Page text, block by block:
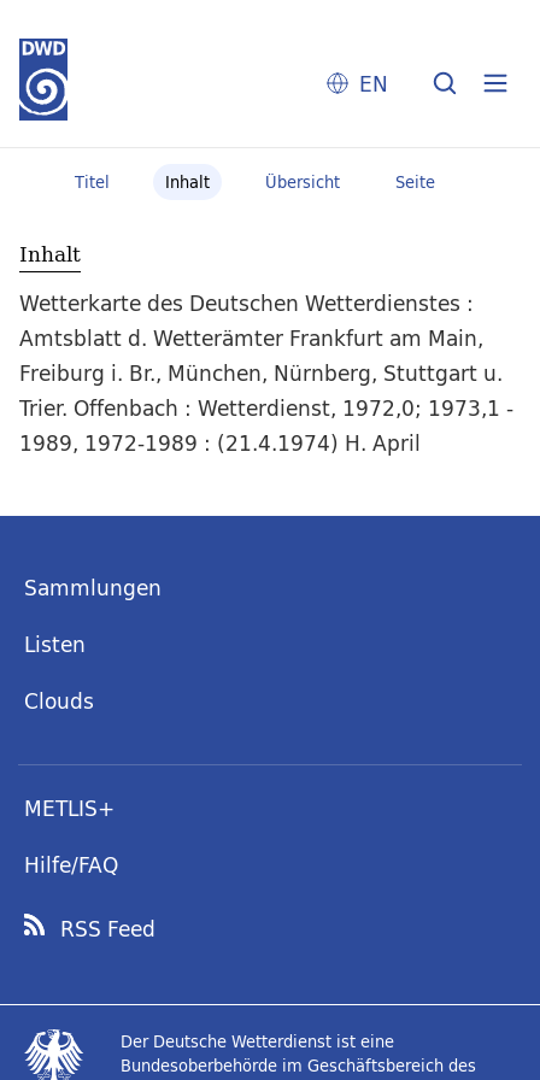
EN
Titel Inhalt Übersicht Seite
Inhalt
Wetterkarte des Deutschen Wetterdienstes :
Amtsblatt d. Wetterämter Frankfurt am Main,
Freiburg i. Br., München, Nürnberg, Stuttgart u.
Trier. Offenbach : Wetterdienst, 1972,0; 1973,1 -
1989, 1972-1989 : (21.4.1974) H. April
Sammlungen
Listen
Clouds
METLIS+
Hilfe/FAQ
RSS Feed
Der Deutsche Wetterdienst ist eine
Bundesoberbehörde im Geschäftsbereich des